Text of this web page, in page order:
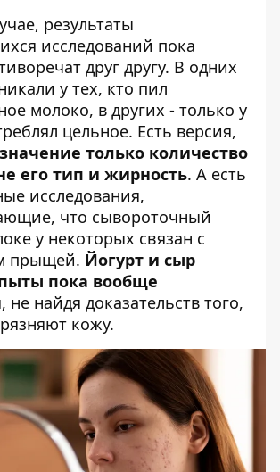
результаты
исследований пока
друг другу. В одних
у тех, кто пил
молоко, в других - только у
цельное. Есть версия,
только количество
его тип и жирность. А есть
исследования,
что сывороточный
у некоторых связан с
прыщей. Йогурт и сыр
пока вообще
, не найдя доказательств того,
кожу.